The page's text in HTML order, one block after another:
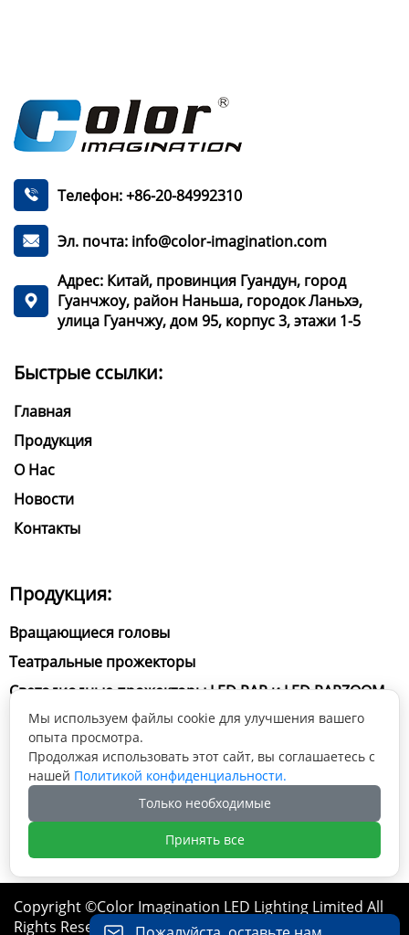
 Телефон: +86-20-84992310
 Эл. почта: info@color-imagination.com

Адрес: Китай, провинция Гуандун, город
Гуанчжоу, район Наньша, городок Ланьхэ,
улица Гуанчжу, дом 95, корпус 3, этажи 1-5
Быстрые ссылки:
Главная
Продукция
О Нас
Новости
Контакты
Продукция:
Вращающиеся головы
Театральные прожекторы
Светодиодные прожекторы LED PAR и LED PARZOOM
Студийный свет
Мы в соц. сетях:
    
Copyright ©Color Imagination LED Lighting Limited All
Rights Reserved.
Мы используем файлы cookie для улучшения вашего
опыта просмотра.
Продолжая использовать этот сайт, вы соглашаетесь с
нашей Политикой конфиденциальности.
Только необходимые
Принять все